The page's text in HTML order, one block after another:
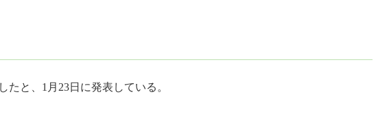
と、1月23日に発表している。